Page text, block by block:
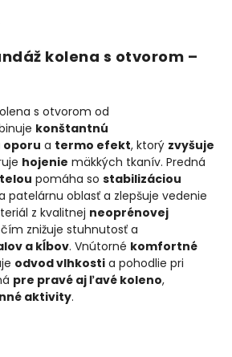
kolena s otvorom –
s otvorom od
konštantnú
oporu a termo efekt, ktorý zvyšuje
hojenie mäkkých tkanív. Predná
pomáha so stabilizáciou
patelárnu oblasť a zlepšuje vedenie
z kvalitnej neoprénovej
znižuje stuhnutosť a
a kĺbov. Vnútorné komfortné
odvod vlhkosti a pohodlie pri
pre pravé aj ľavé koleno,
aktivity.